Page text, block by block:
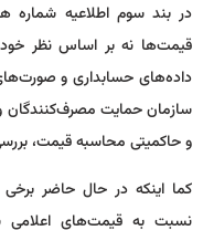
در بند سوم اطلاعیه شماره
قیمت‌ها نه بر اساس نظر
داده‌های حسابداری و
سازمان حمایت مصرف‌کنندگان
و حاکمیتی محاسبه قیمت،
کما اینکه در حال حاضر برخی
نسبت به قیمت‌های اعلامی